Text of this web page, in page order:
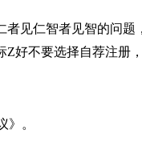
者见仁智者见智的问
Z好不要选择自荐注册
》。